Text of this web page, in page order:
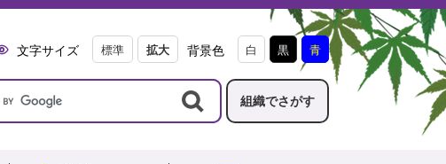
文字サイズ 標準 拡大 背景色 白 黒 青
組織でさがす